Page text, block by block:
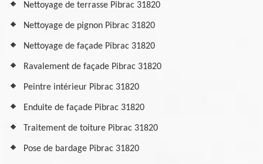
Nettoyage de terrasse Pibrac 31820
Nettoyage de pignon Pibrac 31820
Nettoyage de façade Pibrac 31820
Ravalement de façade Pibrac 31820
Peintre intérieur Pibrac 31820
Enduite de façade Pibrac 31820
Traitement de toiture Pibrac 31820
Pose de bardage Pibrac 31820